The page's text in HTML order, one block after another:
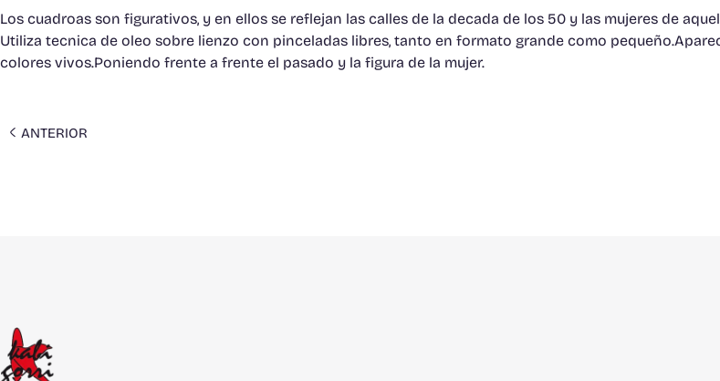
Los cuadroas son figurativos, y en ellos se reflejan las calles de la decada de los 50 y las mujeres de
Utiliza tecnica de oleo sobre lienzo con pinceladas libres, tanto en formato grande como
colores vivos.Poniendo frente a frente el pasado y la figura de la mujer.
ANTERIOR